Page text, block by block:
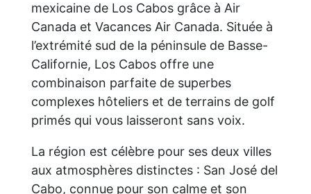
mexicaine de Los Cabos grâce à Air
Canada et Vacances Air Canada. Située à
l’extrémité sud de la péninsule de Basse-
Californie, Los Cabos offre une
combinaison parfaite de superbes
complexes hôteliers et de terrains de golf
primés qui vous laisseront sans voix.
La région est célèbre pour ses deux villes
aux atmosphères distinctes : San José del
Cabo, connue pour son calme et son